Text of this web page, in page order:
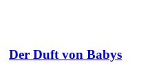
Der Duft von Babys